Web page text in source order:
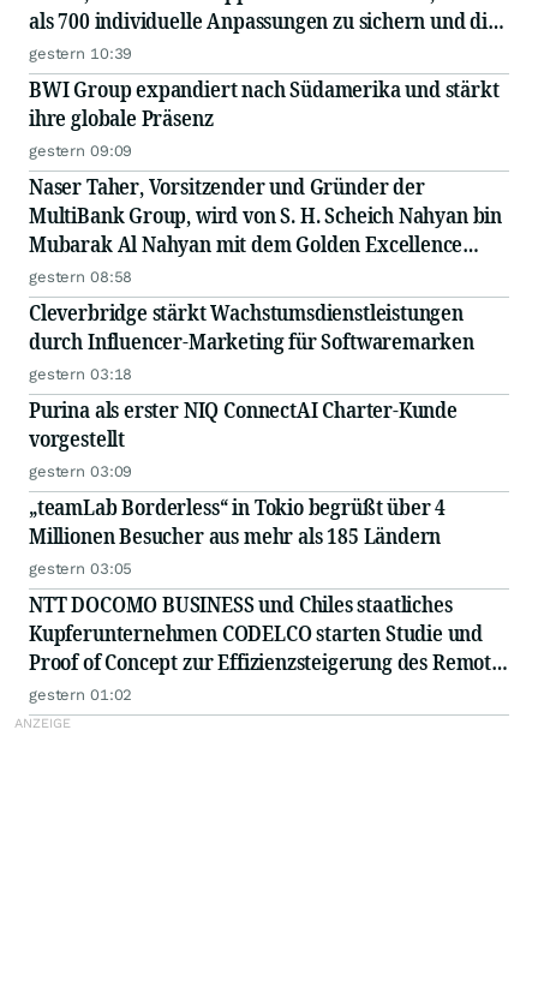
als 700 individuelle Anpassungen zu sichern und die
Einsparungen in Innovationen zu reinvestieren
gestern 10:39
BWI Group expandiert nach Südamerika und stärkt
ihre globale Präsenz
gestern 09:09
Naser Taher, Vorsitzender und Gründer der
MultiBank Group, wird von S. H. Scheich Nahyan bin
Mubarak Al Nahyan mit dem Golden Excellence
Award für herausragende Leistungen in den
Bereichen FinTech, digitale Vermögenswerte und
Blockchain ausgezeichnet
gestern 08:58
Cleverbridge stärkt Wachstumsdienstleistungen
durch Influencer-Marketing für Softwaremarken
gestern 03:18
Purina als erster NIQ ConnectAI Charter-Kunde
vorgestellt
gestern 03:09
„teamLab Borderless“ in Tokio begrüßt über 4
Millionen Besucher aus mehr als 185 Ländern
gestern 03:05
NTT DOCOMO BUSINESS und Chiles staatliches
Kupferunternehmen CODELCO starten Studie und
Proof of Concept zur Effizienzsteigerung des Remote-
Betriebs von Kupferminen mittels IOWN APN
gestern 01:02